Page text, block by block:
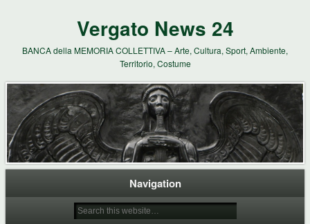
Vergato News 24
BANCA della MEMORIA COLLETTIVA – Arte, Cultura, Sport, Ambiente,
Territorio, Costume
Navigation